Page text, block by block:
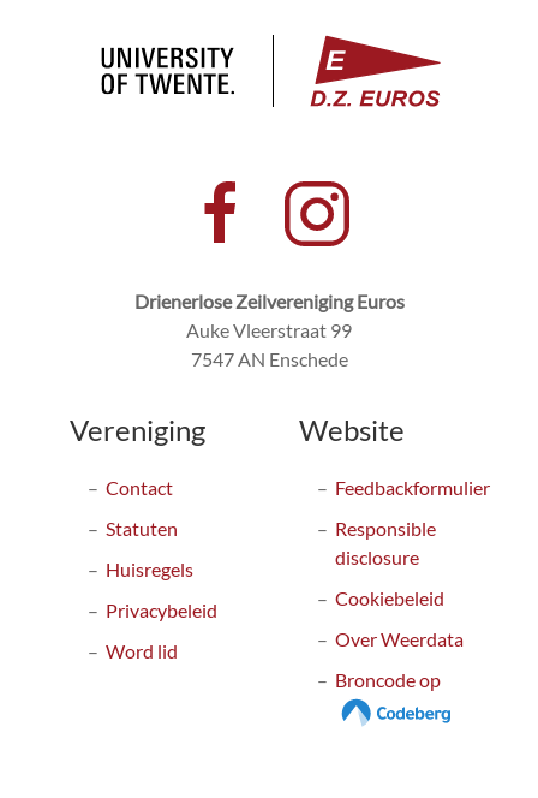
Drienerlose Zeilvereniging Euros
Auke Vleerstraat 99
7547 AN Enschede
Vereniging
Contact
Statuten
Huisregels
Privacybeleid
Word lid
Website
Feedbackformulier
Responsible
disclosure
Cookiebeleid
Over Weerdata
Broncode op